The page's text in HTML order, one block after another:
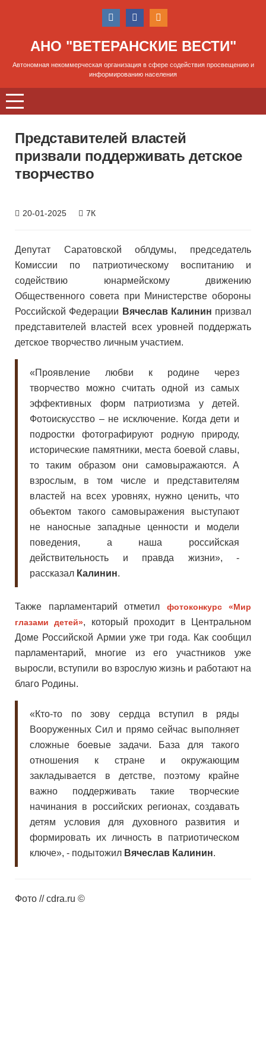
АНО "ВЕТЕРАНСКИЕ ВЕСТИ"
Автономная некоммерческая организация в сфере содействия просвещению и
информированию населения
Представителей властей
призвали поддерживать детское
творчество
20-01-2025 7К
Депутат Саратовской облдумы, председатель
Комиссии по патриотическому воспитанию и
содействию юнармейскому движению
Общественного совета при Министерстве обороны
Российской Федерации Вячеслав Калинин призвал
представителей властей всех уровней поддержать
детское творчество личным участием.
«Проявление любви к родине через
творчество можно считать одной из самых
эффективных форм патриотизма у детей.
Фотоискусство – не исключение. Когда дети и
подростки фотографируют родную природу,
исторические памятники, места боевой славы,
то таким образом они самовыражаются. А
взрослым, в том числе и представителям
властей на всех уровнях, нужно ценить, что
объектом такого самовыражения выступают
не наносные западные ценности и модели
поведения, а наша российская
действительность и правда жизни», -
рассказал Калинин.
Также парламентарий отметил фотоконкурс «Мир
глазами детей», который проходит в Центральном
Доме Российской Армии уже три года. Как сообщил
парламентарий, многие из его участников уже
выросли, вступили во взрослую жизнь и работают на
благо Родины.
«Кто-то по зову сердца вступил в ряды
Вооруженных Сил и прямо сейчас выполняет
сложные боевые задачи. База для такого
отношения к стране и окружающим
закладывается в детстве, поэтому крайне
важно поддерживать такие творческие
начинания в российских регионах, создавать
детям условия для духовного развития и
формировать их личность в патриотическом
ключе», - подытожил Вячеслав Калинин.
Фото // cdra.ru ©